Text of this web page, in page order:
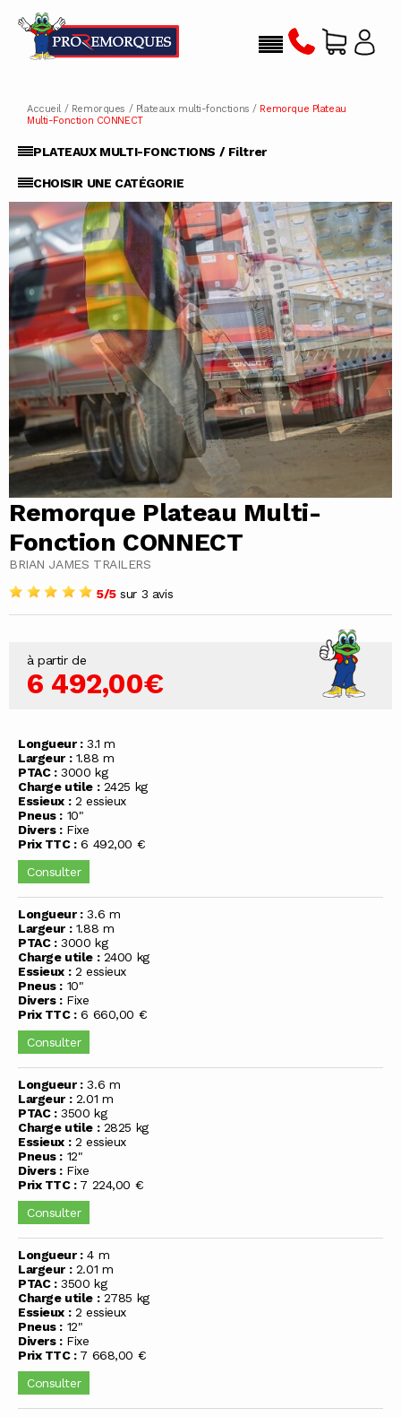
Accueil/ Remorques / Plateaux multi-fonctions / Remorque Plateau
Multi-Fonction CONNECT
PLATEAUX MULTI-FONCTIONS / Filtrer
CHOISIR UNE CATÉGORIE
Remorque Plateau Multi-
Fonction CONNECT
BRIAN JAMES TRAILERS
5/5sur 3 avis
à partir de
6 492,00€
Longueur :3.1 m
Largeur :1.88 m
PTAC :3000 kg
Charge utile :2425 kg
Essieux :2 essieux
Pneus : 10"
Divers :Fixe
Prix TTC :6 492,00 €
Consulter
Longueur :3.6 m
Largeur :1.88 m
PTAC :3000 kg
Charge utile :2400 kg
Essieux :2 essieux
Pneus : 10"
Divers :Fixe
Prix TTC :6 660,00 €
Consulter
Longueur :3.6 m
Largeur :2.01 m
PTAC :3500 kg
Charge utile :2825 kg
Essieux :2 essieux
Pneus : 12"
Divers :Fixe
Prix TTC :7 224,00 €
Consulter
Longueur :4 m
Largeur :2.01 m
PTAC :3500 kg
Charge utile :2785 kg
Essieux :2 essieux
Pneus : 12"
Divers :Fixe
Prix TTC :7 668,00 €
Consulter